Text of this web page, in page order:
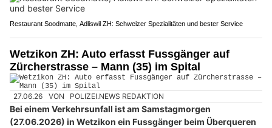
Restaurant Soodmatte, Adliswil ZH: Schweizer Spezialitäten und bester Service
Wetzikon ZH: Auto erfasst Fussgänger auf
Zürcherstrasse – Mann (35) im Spital
27.06.26 VON POLIZEI.NEWS REDAKTION
Bei einem Verkehrsunfall ist am Samstagmorgen
(27.06.2026) in Wetzikon ein Fussgänger beim Überqueren